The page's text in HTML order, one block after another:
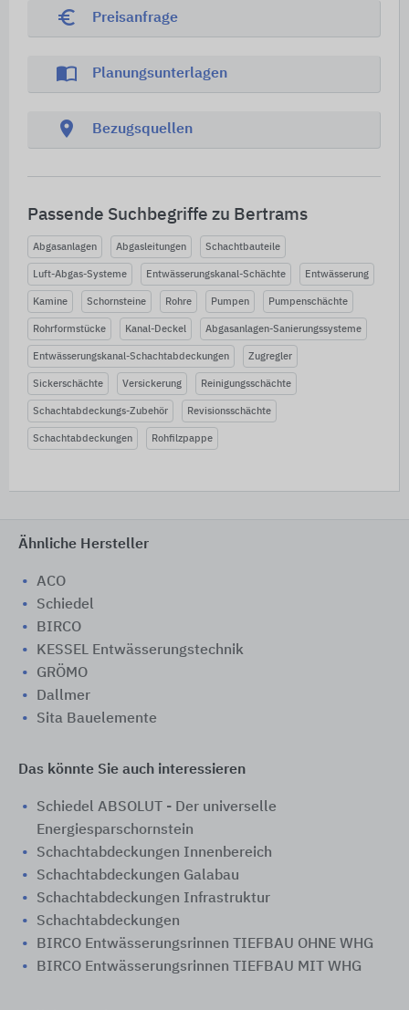
euro_symbol Preisanfrage
import_contacts Planungsunterlagen
location_on Bezugsquellen
Passende Suchbegriffe zu Bertrams
Abgasanlagen Abgasleitungen Schachtbauteile
Luft-Abgas-Systeme Entwässerungskanal-Schächte Entwässerung
Kamine Schornsteine Rohre Pumpen Pumpenschächte
Rohrformstücke Kanal-Deckel Abgasanlagen-Sanierungssysteme
Entwässerungskanal-Schachtabdeckungen Zugregler
Sickerschächte Versickerung Reinigungsschächte
Schachtabdeckungs-Zubehör Revisionsschächte
Schachtabdeckungen Rohfilzpappe
Ähnliche Hersteller
ACO
Schiedel
BIRCO
KESSEL Entwässerungstechnik
GRÖMO
Dallmer
Sita Bauelemente
Das könnte Sie auch interessieren
Schiedel ABSOLUT - Der universelle
Energiesparschornstein
Schachtabdeckungen Innenbereich
Schachtabdeckungen Galabau
Schachtabdeckungen Infrastruktur
Schachtabdeckungen
BIRCO Entwässerungsrinnen TIEFBAU OHNE WHG
BIRCO Entwässerungsrinnen TIEFBAU MIT WHG